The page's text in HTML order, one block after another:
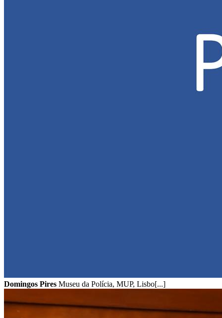
Domingos Pires Museu da Polícia, MUP, Lisbo[...]